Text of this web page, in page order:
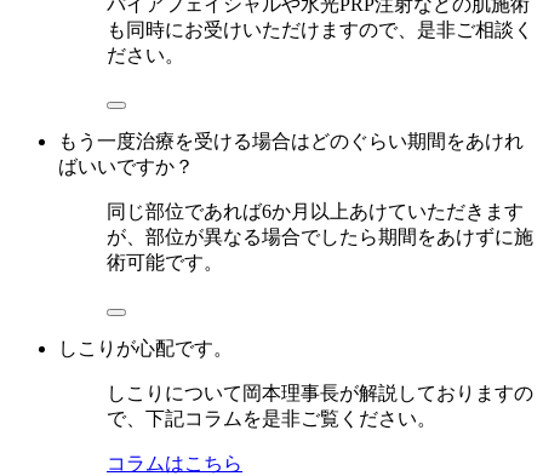
パイアフェイシャルや水光PRP注射などの肌施術
も同時にお受けいただけますので、是非ご相談く
ださい。
もう一度治療を受ける場合はどのぐらい期間をあけれ
ばいいですか？
同じ部位であれば6か月以上あけていただきます
が、部位が異なる場合でしたら期間をあけずに施
術可能です。
しこりが心配です。
しこりについて岡本理事長が解説しておりますの
で、下記コラムを是非ご覧ください。
コラムはこちら